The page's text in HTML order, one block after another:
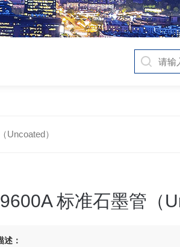
Uncoated）
标准石墨管（
述：